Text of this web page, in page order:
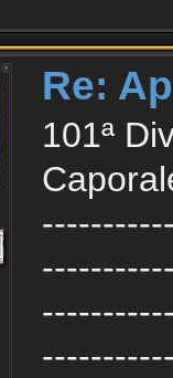
Re:
101ª